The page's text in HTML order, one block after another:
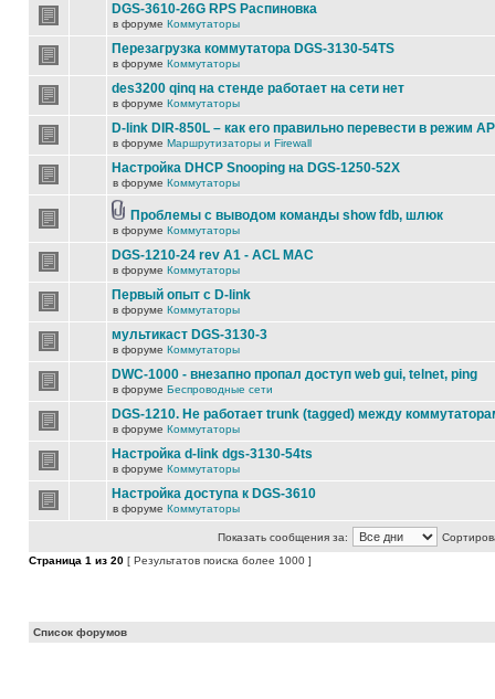
DGS-3610-26G RPS Распиновка
в форуме Коммутаторы
Перезагрузка коммутатора DGS-3130-54TS
в форуме Коммутаторы
des3200 qinq на стенде работает на сети нет
в форуме Коммутаторы
D-link DIR-850L – как его правильно перевести в режим
в форуме Маршрутизаторы и Firewall
Настройка DHCP Snooping на DGS-1250-52X
в форуме Коммутаторы
Проблемы с выводом команды show fdb, шлюк
в форуме Коммутаторы
DGS-1210-24 rev A1 - ACL MAC
в форуме Коммутаторы
Первый опыт с D-link
в форуме Коммутаторы
мультикаст DGS-3130-3
в форуме Коммутаторы
DWC-1000 - внезапно пропал доступ web gui, telnet, ping
в форуме Беспроводные сети
DGS-1210. Не работает trunk (tagged) между
в форуме Коммутаторы
Настройка d-link dgs-3130-54ts
в форуме Коммутаторы
Настройка доступа к DGS-3610
в форуме Коммутаторы
Показать сообщения за:
Страница 1 из 20 [ Результатов поиска более 1000 ]
Список форумов